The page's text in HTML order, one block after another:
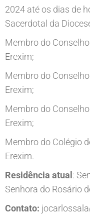
2024 até os dias de
Sacerdotal da
Membro do
Erexim;
Membro do
Erexim;
Membro do
Erexim;
Membro do Colégio
Erexim.
Residência atual:
Senhora do Rosário
Contato: